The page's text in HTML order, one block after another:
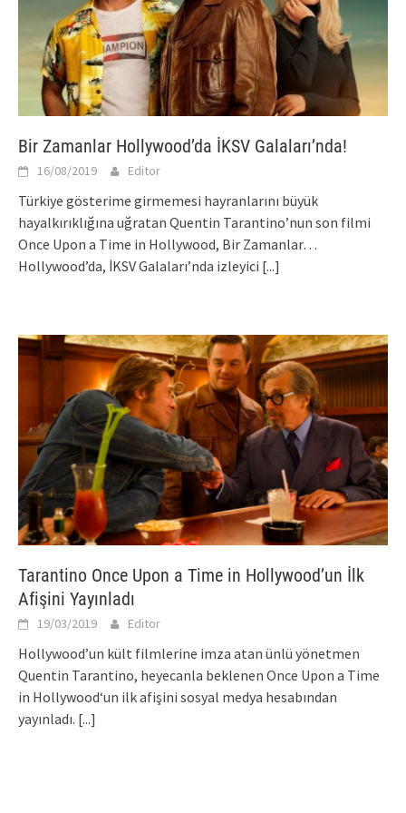
Bir Zamanlar Hollywood’da İKSV Galaları’nda!
16/08/2019 Editor
Türkiye gösterime girmemesi hayranlarını büyük
hayalkırıklığına uğratan Quentin Tarantino’nun son filmi
Once Upon a Time in Hollywood, Bir Zamanlar…
Hollywood’da, İKSV Galaları’nda izleyici [...]
Tarantino Once Upon a Time in Hollywood’un İlk
Afişini Yayınladı
19/03/2019 Editor
Hollywood’un kült filmlerine imza atan ünlü yönetmen
Quentin Tarantino, heyecanla beklenen Once Upon a Time
in Hollywood‘un ilk afişini sosyal medya hesabından
yayınladı. [...]